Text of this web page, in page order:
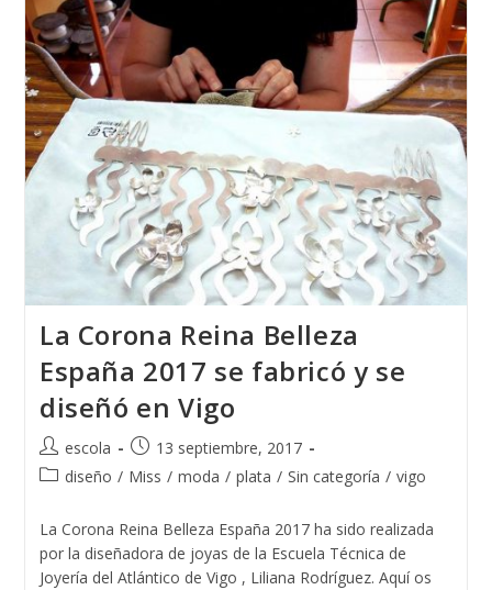
MUNDO
ALEMANIA
2018
La Corona Reina Belleza
España 2017 se fabricó y se
diseñó en Vigo
Autor
de
escola
Publicación
de
13 septiembre, 2017
Categoría
la
entrada:
diseño / Miss / moda / plata / Sin categoría / vigo
La Corona Reina Belleza España 2017 ha sido realizada
por la diseñadora de joyas de la Escuela Técnica de
Joyería del Atlántico de Vigo , Liliana Rodríguez. Aquí os